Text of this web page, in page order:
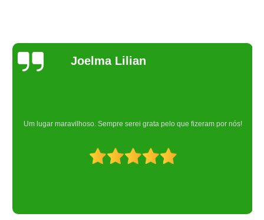
Joelma Lilian
Um lugar maravilhoso. Sempre serei grata pelo que fizeram por nós!